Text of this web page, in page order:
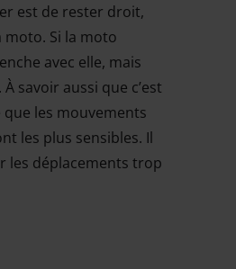
est de rester droit,
moto. Si la moto
avec elle, mais
savoir aussi que c’est
que les mouvements
les plus sensibles. Il
les déplacements trop